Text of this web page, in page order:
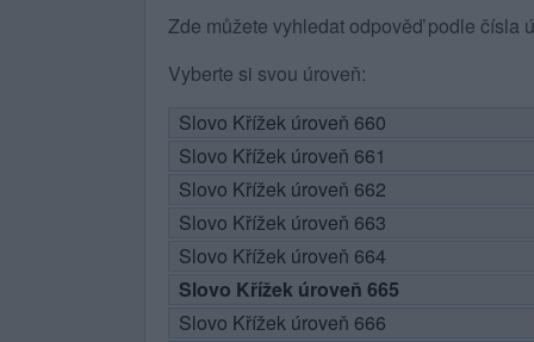
Zde můžete vyhledat odpověď podle čísla
Vyberte si svou úroveň:
Slovo Křížek úroveň 660
Slovo Křížek úroveň 661
Slovo Křížek úroveň 662
Slovo Křížek úroveň 663
Slovo Křížek úroveň 664
Slovo Křížek úroveň 665
Slovo Křížek úroveň 666